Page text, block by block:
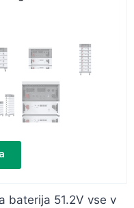
baterija 51.2V vse v